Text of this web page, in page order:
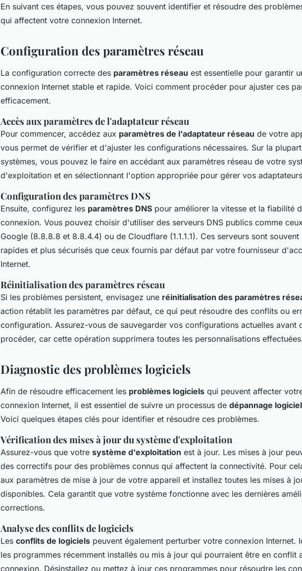
En suivant ces étapes, vous pouvez souvent identifier et résoudre des
qui affectent votre connexion Internet.
Configuration des paramètres réseau
La configuration correcte des paramètres réseau est essentielle pour garantir
connexion Internet stable et rapide. Voici comment procéder pour ajuster ces
efficacement.
Accès aux paramètres de l'adaptateur réseau
Pour commencer, accédez aux paramètres de l'adaptateur réseau de votre
vous permet de vérifier et d'ajuster les configurations nécessaires. Sur la
systèmes, vous pouvez le faire en accédant aux paramètres réseau de votre
d'exploitation et en sélectionnant l'option appropriée pour gérer vos
Configuration des paramètres DNS
Ensuite, configurez les paramètres DNS pour améliorer la vitesse et la fiabilité
connexion. Vous pouvez choisir d'utiliser des serveurs DNS publics comme
Google (8.8.8.8 et 8.8.4.4) ou de Cloudflare (1.1.1.1). Ces serveurs sont souvent
rapides et plus sécurisés que ceux fournis par défaut par votre fournisseur
Internet.
Réinitialisation des paramètres réseau
Si les problèmes persistent, envisagez une réinitialisation des paramètres
action rétablit les paramètres par défaut, ce qui peut résoudre des conflits ou
configuration. Assurez-vous de sauvegarder vos configurations actuelles avant
procéder, car cette opération supprimera toutes les personnalisations
Diagnostic des problèmes logiciels
Afin de résoudre efficacement les problèmes logiciels qui peuvent affecter
connexion Internet, il est essentiel de suivre un processus de dépannage logiciel
Voici quelques étapes clés pour identifier et résoudre ces problèmes.
Vérification des mises à jour du système d'exploitation
Assurez-vous que votre système d'exploitation est à jour. Les mises à jour
des correctifs pour des problèmes connus qui affectent la connectivité. Pour
aux paramètres de mise à jour de votre appareil et installez toutes les mises à
disponibles. Cela garantit que votre système fonctionne avec les dernières
corrections.
Analyse des conflits de logiciels
Les conflits de logiciels peuvent également perturber votre connexion Internet.
les programmes récemment installés ou mis à jour qui pourraient être en conflit
connexion. Désinstallez ou mettez à jour ces programmes pour résoudre les